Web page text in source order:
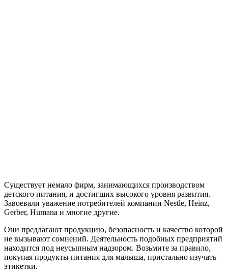
Существует немало фирм, занимающихся производством
детского питания, и достигших высокого уровня развития.
Завоевали уважение потребителей компании Nestle, Heinz,
Gerber, Humana и многие другие.
Они предлагают продукцию, безопасность и качество которой
не вызывают сомнений. Деятельность подобных предприятий
находится под неусыпным надзором. Возьмите за правило,
покупая продукты питания для малыша, пристально изучать
этикетки.